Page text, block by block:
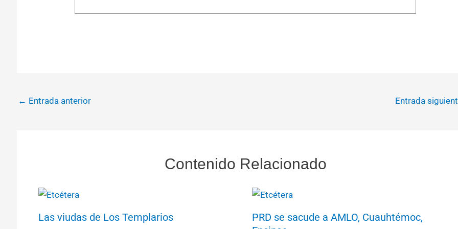
← Entrada anterior Entrada
Contenido Relacionado
Las viudas de Los Templarios
PRD se sacude a AMLO, Cuauhtémoc,